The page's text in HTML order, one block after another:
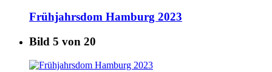
Frühjahrsdom Hamburg 2023
Bild 5 von 20